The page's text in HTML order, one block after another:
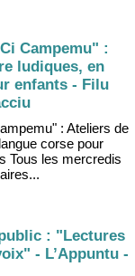
Campemu" :
ludiques, en
enfants - Filu
: Ateliers de
corse pour
Tous les mercredis
: "Lectures
- L’Appuntu -